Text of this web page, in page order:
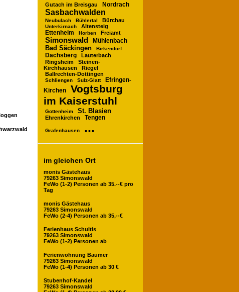
Gutach im Breisgau Nordrach
Sasbachwalden
Neubulach Bühlertal Bürchau
Unterkirnach Altensteig
Ettenheim Horben Freiamt
Simonswald Mühlenbach
Bad Säckingen Birkendorf
Dachsberg
Lauterbach
Ringsheim
Steinen-
Kirchhausen
Riegel
Ballrechten-Dottingen
Schliengen Sulz-Glatt
Efringen-
Kirchen
Vogtsburg
im Kaiserstuhl
Gottenheim St. Blasien
Ehrenkirchen Tengen
Grafenhausen ...
im gleichen Ort
monis Gästehaus
79263 Simonswald
FeWo (1-2) Personen ab 35.--€ pro
Tag
monis Gästehaus
79263 Simonswald
FeWo (2-4) Personen ab 35,--€
Ferienhaus Schultis
79263 Simonswald
FeWo (1-2) Personen ab
Ferienwohnung Baumer
79263 Simonswald
FeWo (1-4) Personen ab 30 €
Stubenhof-Kandel
79263 Simonswald